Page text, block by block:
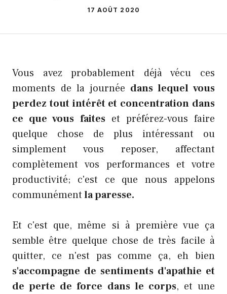
17 AOÛT 2020
Vous avez probablement déjà vécu ces
moments de la journée dans lequel vous
perdez tout intérêt et concentration dans
ce que vous faiteset préférez-vous faire
quelque chose de plus intéressant ou
simplement vous reposer, affectant
complètement vos performances et votre
productivité; c'est ce que nous appelons
communémentla paresse.
Et c'est que, même si à première vue ça
semble être quelque chose de très facile à
quitter, ce n'est pas comme ça, eh bien
s'accompagne de sentiments d'apathie et
de perte de force dans le corps, et une